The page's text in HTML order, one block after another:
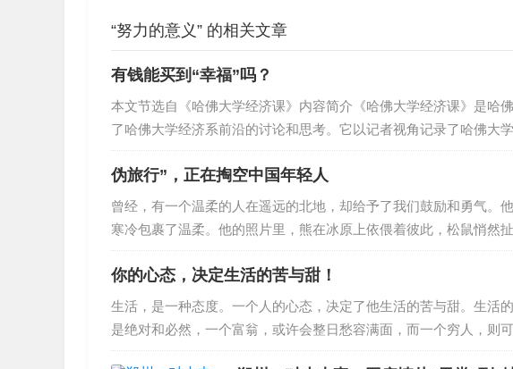
“努力的意义” 的相关文章
有钱能买到“幸福”吗？
本文节选自《哈佛大学经济课》内容简介《哈佛大学经济课》是哈
了哈佛大学经济系前沿的讨论和思考。它以记者视角记录了哈佛大
让我们同作者一起走进哈佛大学的课堂，聆听哈佛教授的讲解。全
德斯坦、卡特勒等四位哈佛大学教授的讲义精华。经济学家眼里的
研究领域，近年来，越来越多的人投入这方面的研究。这些研究都
义…
伪旅行”，正在掏空中国年轻人
曾经，有一个温柔的人在遥远的北地，却给予了我们鼓励和勇气。
寒冷包裹了温柔。他的照片里，熊在冰原上依偎着彼此，松鼠悄然
光辉渐渐融进了河流。他的文字讲述了寻光之旅的故事，这些故事
野道夫。不同的人，即使站在同一个地方，透过各自的人生，看到
起孩童时期。想的不外乎是热衷的各种游戏，已不复存在的原野，
该是当…
你的心态，决定生活的苦与甜！
生活，是一种态度。一个人的心态，决定了他生活的苦与甜。生活
是绝对和必然，一个富翁，或许会整日愁容满面，而一个穷人，则
尤人，而一个残疾人，也许能坦然乐观；一个一帆风顺的人，或许